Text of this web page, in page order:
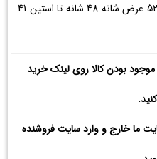
(سایز سه ایکس لارج طول 82 عرض 52 عرض شانه 48 شانه تا استین 41
بودن کالا روی لینک خرید
ما خارج و وارد سایت فروشنده